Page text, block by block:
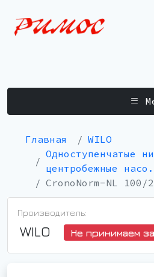
Главная
WILO
Одноступенчатые
центробежные
CronoNorm-NL
Производитель:
WILO Не принимаем